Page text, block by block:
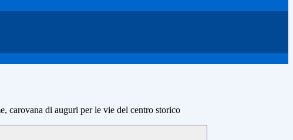
carovana di auguri per le vie del centro storico